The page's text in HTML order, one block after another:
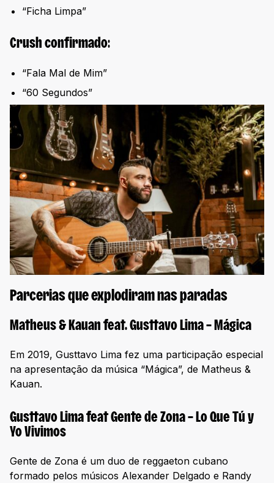
“Ficha Limpa”
Crush confirmado:
“Fala Mal de Mim”
“60 Segundos”
Parcerias que explodiram nas paradas
Matheus & Kauan feat. Gusttavo Lima – Mágica
Em 2019, Gusttavo Lima fez uma participação especial
na apresentação da música “Mágica”, de Matheus &
Kauan.
Gusttavo Lima feat Gente de Zona – Lo Que Tú y
Yo Vivimos
Gente de Zona é um duo de reggaeton cubano
formado pelos músicos Alexander Delgado e Randy